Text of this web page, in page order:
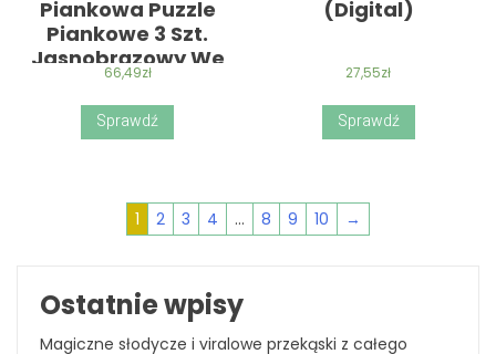
Piankowa Puzzle
Piankowe 3 Szt.
Jasnobrązowy We
Wzór 62 X 62 X 1 Cm
66,49zł
Sprawdź
(Digital)
27,55zł
Sprawdź
1 2 3 4 … 8 9 10 →
Ostatnie wpisy
Magiczne słodycze i viralowe przekąski z całego